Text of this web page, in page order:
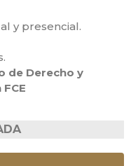
y presencial.
de Derecho y